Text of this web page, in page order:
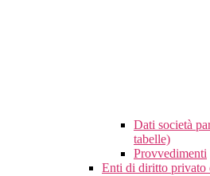
Dati società
tabelle)
Provvedimenti
Enti di diritto privato